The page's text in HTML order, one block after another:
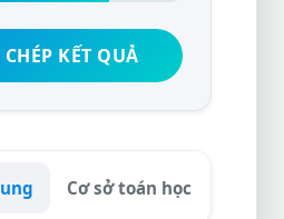
CHÉP KẾT QUẢ
Cơ sở toán học